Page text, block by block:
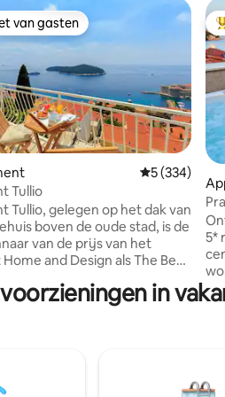
van 5 uit 5, 102 recensies
van gasten
van gasten
Gemiddelde
5 (334)
Tullio
Tullio, gelegen op het dak van
boven de oude stad, is de
van de prijs van het
and Design als The Best
trots op onze prestatie,
een familie (ad)onderneming
5*
in